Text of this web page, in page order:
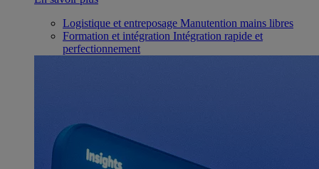
Logistique et entreposage Manutention mains libres
Formation et intégration Intégration rapide et
perfectionnement